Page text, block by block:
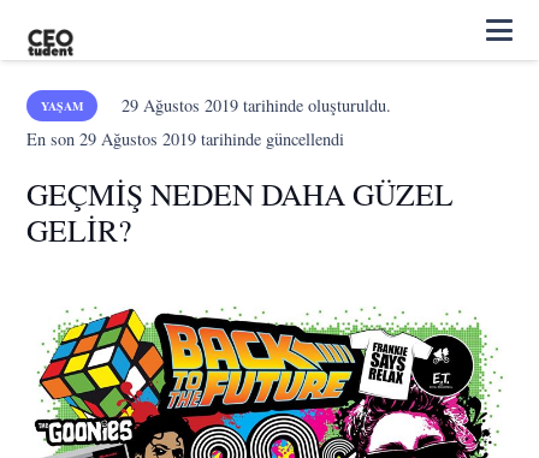
YAŞAM 29 Ağustos 2019tarihinde oluşturuldu.
En son29 Ağustos 2019 tarihinde güncellendi
GEÇMİŞ NEDEN DAHA GÜZEL
GELİR?